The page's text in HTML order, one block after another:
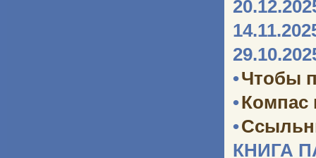
•Чтобы
•Компас
•
КНИГА